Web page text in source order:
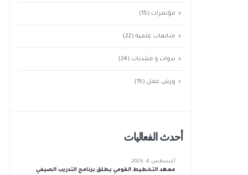
مؤتمرات (15)
متابعات علميه (22)
ندوات و منتديات (24)
ورش عمل (15)
أحدث الفعاليات
معهد التخطيط القومي يطلق برنامج التدريب الصيفي
أغسطس 4, 2026